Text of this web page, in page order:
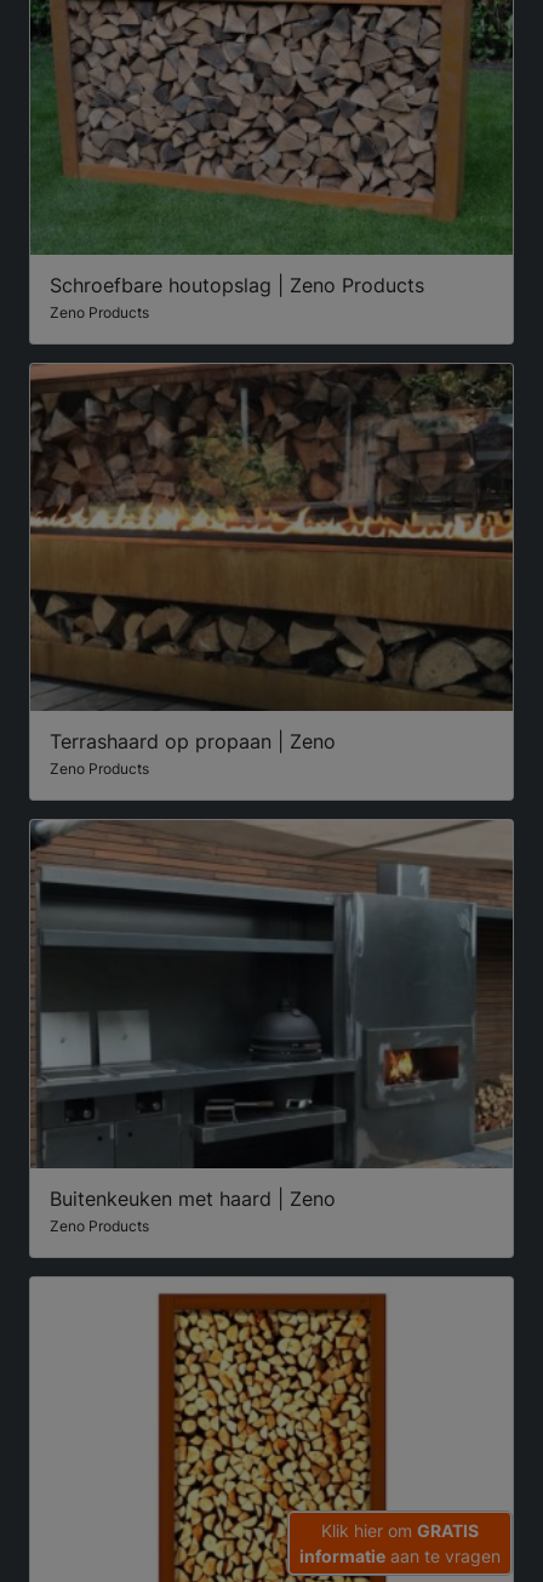
Schroefbare houtopslag | Zeno Products
Zeno Products
Terrashaard op propaan | Zeno
Zeno Products
Buitenkeuken met haard | Zeno
Zeno Products
Klik hier om GRATIS
informatie aan te vragen